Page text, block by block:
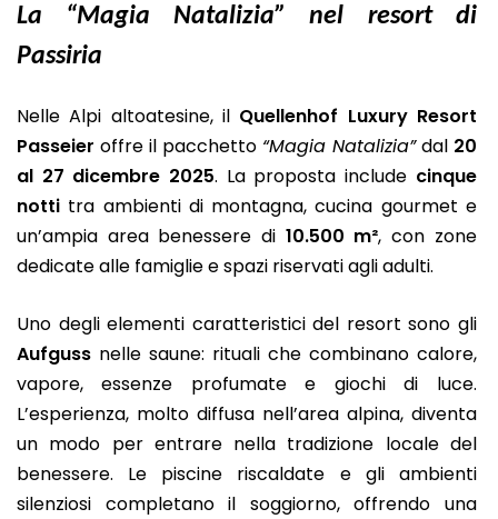
La “Magia Natalizia” nel resort di
Passiria
Nelle Alpi altoatesine, il Quellenhof Luxury Resort
Passeier offre il pacchetto “Magia Natalizia”dal 20
al 27 dicembre 2025. La proposta include cinque
notti tra ambienti di montagna, cucina gourmet e
un’ampia area benessere di 10.500 m², con zone
dedicate alle famiglie e spazi riservati agli adulti.
Uno degli elementi caratteristici del resort sono gli
Aufguss nelle saune: rituali che combinano calore,
vapore, essenze profumate e giochi di luce.
L’esperienza, molto diffusa nell’area alpina, diventa
un modo per entrare nella tradizione locale del
benessere. Le piscine riscaldate e gli ambienti
silenziosi completano il soggiorno, offrendo una